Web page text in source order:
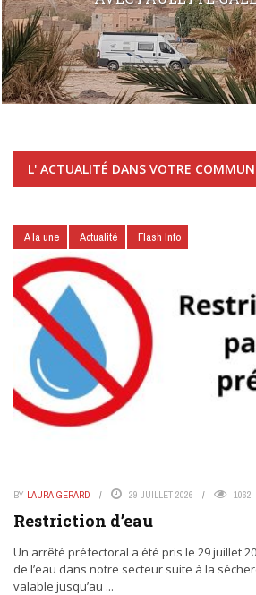
L' ACTUALITÉ DANS VOTRE
A la une Actualité Flash Info
BY LAURA GERARD 29 JUILLET 2026 1062
Restriction d’eau
Un arrêté préfectoral a été pris le 29 juillet
de l’eau dans notre secteur suite à la
valable jusqu’au ...